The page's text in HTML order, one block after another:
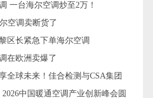
一台海尔空调炒至2万！
空调卖断货了
区长紧急下单海尔空调
在欧洲卖爆了
全球未来！佳合检测与CSA集团
中国暖通空调产业创新峰会圆